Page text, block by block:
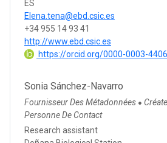
ES
Elena.tena@ebd.csic.es
+34 955 14 93 41
http://www.ebd.csic.es
https://orcid.org/0000-0003-
Sonia Sánchez-Navarro
Fournisseur Des Métadonnées ●
Personne De Contact
Research assistant